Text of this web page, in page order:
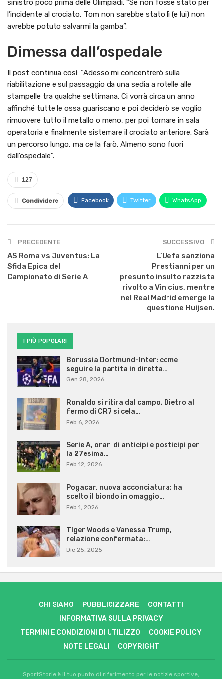
sinistro poco prima delle Olimpiadi. “Se non fosse stato per
l’incidente al crociato, Tom non sarebbe stato lì (e lui) non
avrebbe potuto salvarmi la gamba”.
Dimessa dall’ospedale
Il post continua così: “Adesso mi concentrerò sulla
riabilitazione e sul passaggio da una sedia a rotelle alle
stampelle tra qualche settimana. Ci vorrà circa un anno
affinché tutte le ossa guariscano e poi deciderò se voglio
rimuovere tutto il metallo o meno, per poi tornare in sala
operatoria e finalmente sistemare il crociato anteriore. Sarà
un percorso lungo, ma ce la farò. Almeno sono fuori
dall’ospedale”.
127
Condividere Facebook Twitter WhatsApp
PRECEDENTE
AS Roma vs Juventus: La
Sfida Epica del
Campionato di Serie A
SUCCESSIVO
L’Uefa sanziona
Prestianni per un
presunto insulto razzista
rivolto a Vinicius, mentre
nel Real Madrid emerge la
questione Huijsen.
I PIÙ POPOLARI
Borussia Dortmund-Inter: come
seguire la partita in diretta…
Gen 28, 2026
Ronaldo si ritira dal campo. Dietro al
fermo di CR7 si cela…
Feb 6, 2026
Serie A, orari di anticipi e posticipi per
la 27esima…
Feb 12, 2026
Pogacar, nuova acconciatura: ha
scelto il biondo in omaggio…
Feb 1, 2026
Tiger Woods e Vanessa Trump,
relazione confermata:…
Dic 25, 2025
CHI SIAMO PUBBLICIZZARE
CONTATTI
INFORMATIVA SULLA PRIVACY
TERMINI E CONDIZIONI DI UTILIZZO
COOKIE POLICY
NOTE LEGALI
COPYRIGHT
SportStorie è il tuo punto di riferimento per le notizie sportive,